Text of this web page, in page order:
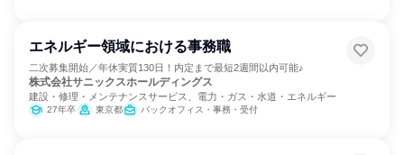
エネルギー領域における事務職
二次募集開始／年休実質130日！内定まで最短2週間以内可能♪
株式会社サニックスホールディングス
建設・修理・メンテナンスサービス、電力・ガス・水道・エネルギー
27年卒 東京都 バックオフィス・事務・受付